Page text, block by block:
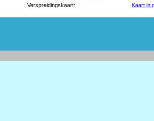
Verspreidingskaart: Kaart in